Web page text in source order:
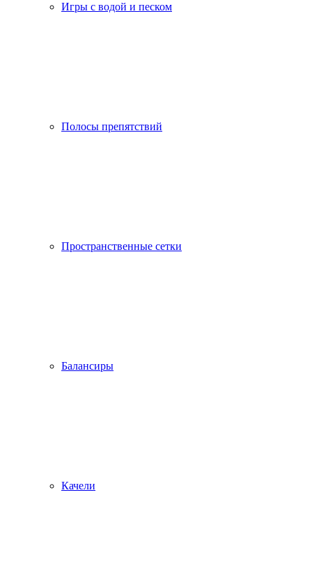
Игры с водой и песком
Полосы препятствий
Пространственные сетки
Балансиры
Качели